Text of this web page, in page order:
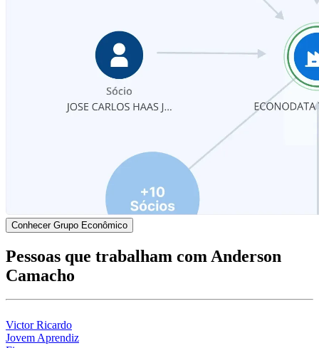
Conhecer Grupo Econômico
Pessoas que trabalham com Anderson
Camacho
Victor Ricardo
Jovem Aprendiz